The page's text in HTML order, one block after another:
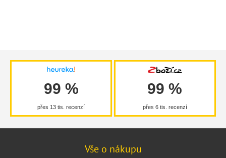
99 %
přes 13 tis. recenzí
99 %
přes 6 tis. recenzí
Vše o nákupu